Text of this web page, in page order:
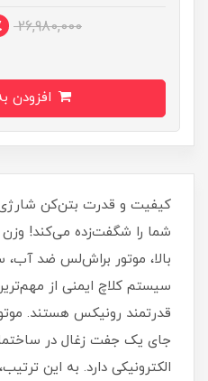
26,980,000
شما را شگفت‌زده می‌کند!
سیستم کلاچ ایمنی از
جای یک جفت زغال در
الکترونیکی دارد. به این